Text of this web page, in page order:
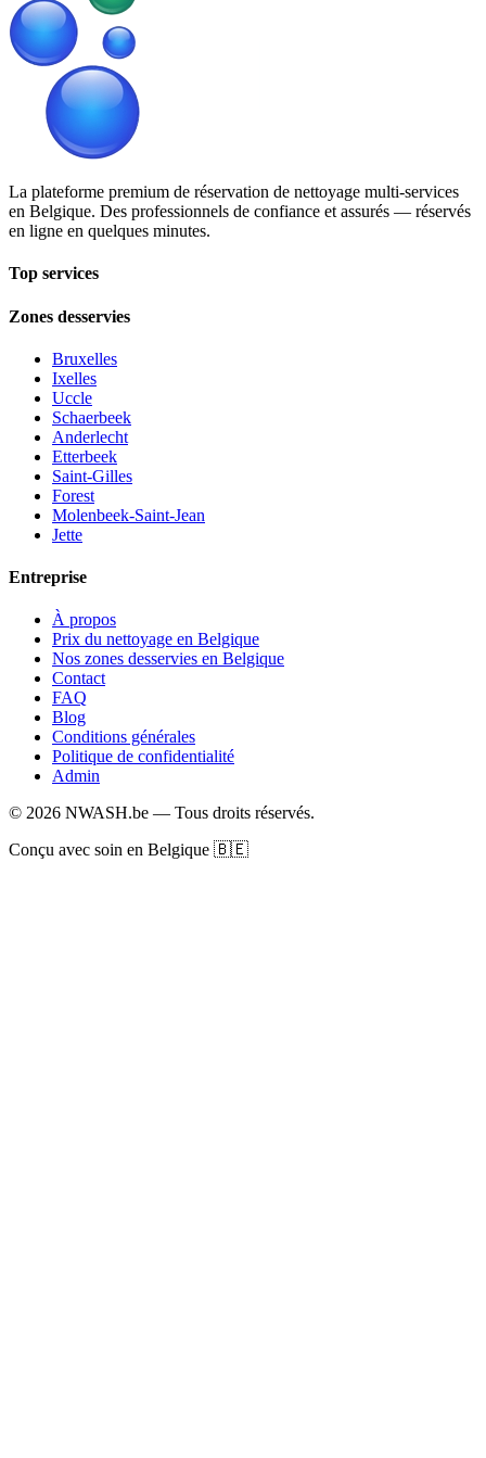
La plateforme premium de réservation de nettoyage multi-services
en Belgique. Des professionnels de confiance et assurés — réservés
en ligne en quelques minutes.
Top services
Zones desservies
Bruxelles
Ixelles
Uccle
Schaerbeek
Anderlecht
Etterbeek
Saint-Gilles
Forest
Molenbeek-Saint-Jean
Jette
Entreprise
À propos
Prix du nettoyage en Belgique
Nos zones desservies en Belgique
Contact
FAQ
Blog
Conditions générales
Politique de confidentialité
Admin
© 2026 NWASH.be — Tous droits réservés.
Conçu avec soin en Belgique 🇧🇪